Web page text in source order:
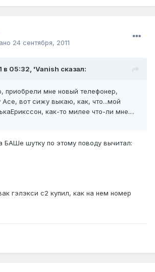
24 сентября, 2011
в 05:32, 'Vanish сказал:
приобрели мне новый телефонер,
Ace, вот сижу выкаю, как, что...мой
как-то милее что-ли мне....
БАШе шутку по этому поводу вычитал:
гэлэкси с2 купил, как на нем номер